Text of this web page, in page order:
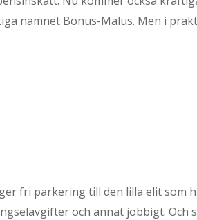
namnet Bonus-Malus. Men i
fri parkering till den lilla elit som
och annat jobbigt. Och